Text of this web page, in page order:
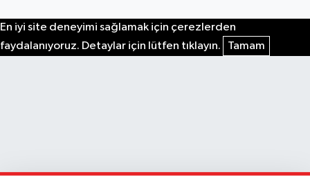
En iyi site deneyimi sağlamak için çerezlerden
faydalanıyoruz. Detaylar için lütfen tıklayın.
Tamam